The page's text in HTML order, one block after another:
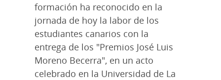
formación ha reconocido en la
jornada de hoy la labor de los
estudiantes canarios con la
entrega de los "Premios José Luis
Moreno Becerra", en un acto
celebrado en la Universidad de La